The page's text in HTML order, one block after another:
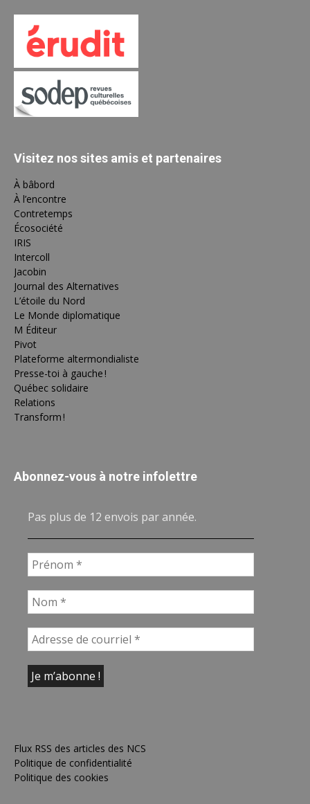
Visitez nos sites amis et partenaires
À bâbord
À l’encontre
Contretemps
Écosociété
IRIS
Intercoll
Jacobin
Journal des Alternatives
L’étoile du Nord
Le Monde diplomatique
M Éditeur
Pivot
Plateforme altermondialiste
Presse-toi à gauche !
Québec solidaire
Relations
Transform !
Abonnez-vous à notre infolettre
Pas plus de 12 envois par année.
Flux RSS des articles des NCS
Politique de confidentialité
Politique des cookies